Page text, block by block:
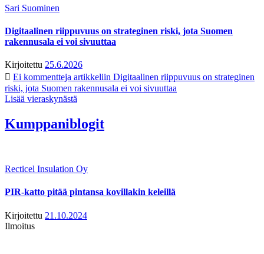
Sari Suominen
Digitaalinen riippuvuus on strateginen riski, jota Suomen
rakennusala ei voi sivuuttaa
Kirjoitettu 25.6.2026
Ei kommentteja artikkeliin Digitaalinen riippuvuus on strateginen
riski, jota Suomen rakennusala ei voi sivuuttaa
Lisää vieraskynästä
Kumppaniblogit
Recticel Insulation Oy
PIR-katto pitää pintansa kovillakin keleillä
Kirjoitettu 21.10.2024
Ilmoitus